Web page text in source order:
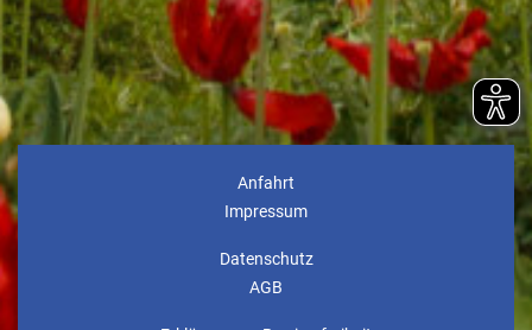
Anfahrt
Impressum
Datenschutz
AGB